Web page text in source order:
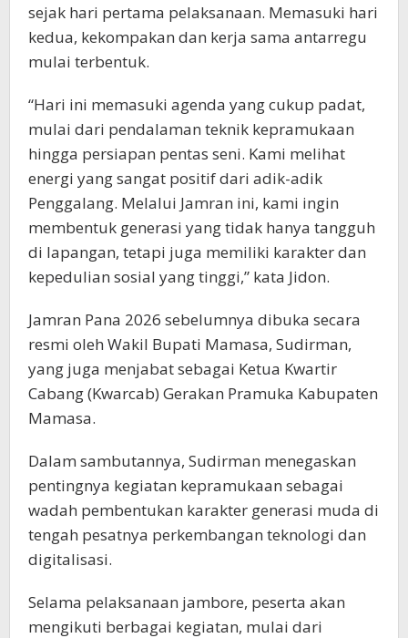
sejak hari pertama pelaksanaan. Memasuki hari
kedua, kekompakan dan kerja sama antarregu
mulai terbentuk.
“Hari ini memasuki agenda yang cukup padat,
mulai dari pendalaman teknik kepramukaan
hingga persiapan pentas seni. Kami melihat
energi yang sangat positif dari adik-adik
Penggalang. Melalui Jamran ini, kami ingin
membentuk generasi yang tidak hanya tangguh
di lapangan, tetapi juga memiliki karakter dan
kepedulian sosial yang tinggi,” kata Jidon.
Jamran Pana 2026 sebelumnya dibuka secara
resmi oleh Wakil Bupati Mamasa, Sudirman,
yang juga menjabat sebagai Ketua Kwartir
Cabang (Kwarcab) Gerakan Pramuka Kabupaten
Mamasa.
Dalam sambutannya, Sudirman menegaskan
pentingnya kegiatan kepramukaan sebagai
wadah pembentukan karakter generasi muda di
tengah pesatnya perkembangan teknologi dan
digitalisasi.
Selama pelaksanaan jambore, peserta akan
mengikuti berbagai kegiatan, mulai dari